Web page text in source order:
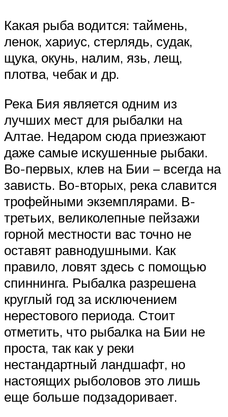
Какая рыба водится: таймень,
ленок, хариус, стерлядь, судак,
щука, окунь, налим, язь, лещ,
плотва, чебак и др.
Река Бия является одним из
лучших мест для рыбалки на
Алтае. Недаром сюда приезжают
даже самые искушенные рыбаки.
Во-первых, клев на Бии – всегда на
зависть. Во-вторых, река славится
трофейными экземплярами. В-
третьих, великолепные пейзажи
горной местности вас точно не
оставят равнодушными. Как
правило, ловят здесь с помощью
спиннинга. Рыбалка разрешена
круглый год за исключением
нерестового периода. Стоит
отметить, что рыбалка на Бии не
проста, так как у реки
нестандартный ландшафт, но
настоящих рыболовов это лишь
еще больше подзадоривает.